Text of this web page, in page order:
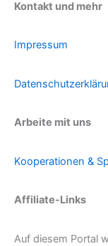
Kontakt und mehr
Impressum
Arbeite mit uns
Kooperationen &
Affiliate-Links
Auf diesem Portal